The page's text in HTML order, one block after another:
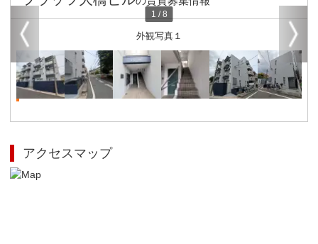
外観写真１
1 /8
アクセスマップ